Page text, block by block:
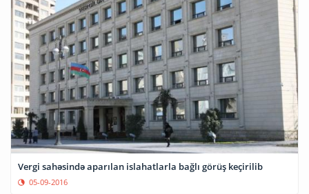
Vergi sahəsində aparılan islahatlarla bağlı görüş keçirilib
05-09-2016